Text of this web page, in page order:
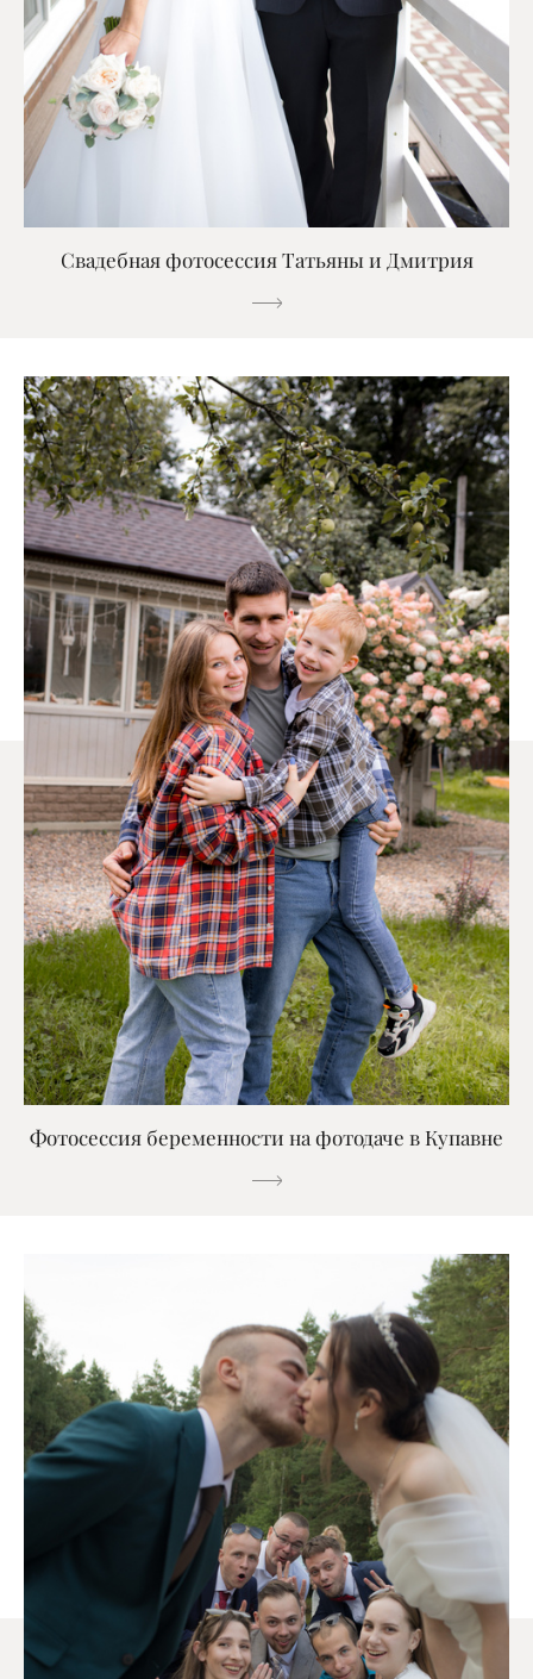
Свадебная фотосессия Татьяны и Дмитрия
Фотосессия беременности на фотодаче в Купавне